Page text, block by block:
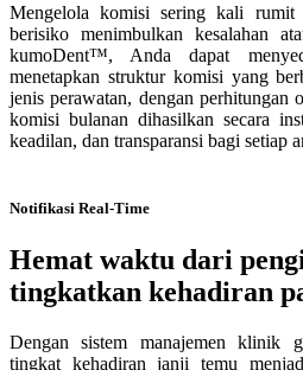
Mengelola komisi sering kali rumit
berisiko menimbulkan kesalahan
kumoDent™, Anda dapat
menetapkan struktur komisi yang
jenis perawatan, dengan perhitungan
komisi bulanan dihasilkan secara
keadilan, dan transparansi bagi setiap
Notifikasi Real-Time
Hemat waktu dari
tingkatkan kehadiran
Dengan sistem manajemen klinik
tingkat kehadiran janji temu